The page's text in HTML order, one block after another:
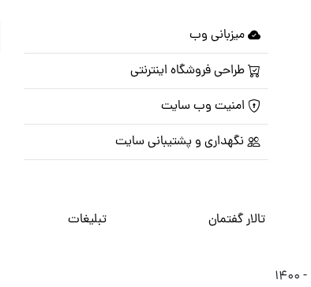
میزبانی وب
طراحی فروشگاه اینترنتی
امنیت وب سایت
نگهداری و پشتیبانی سایت
تالار گفتمان تبلیغات